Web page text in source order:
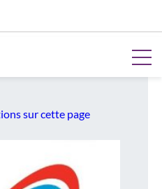
sur cette page